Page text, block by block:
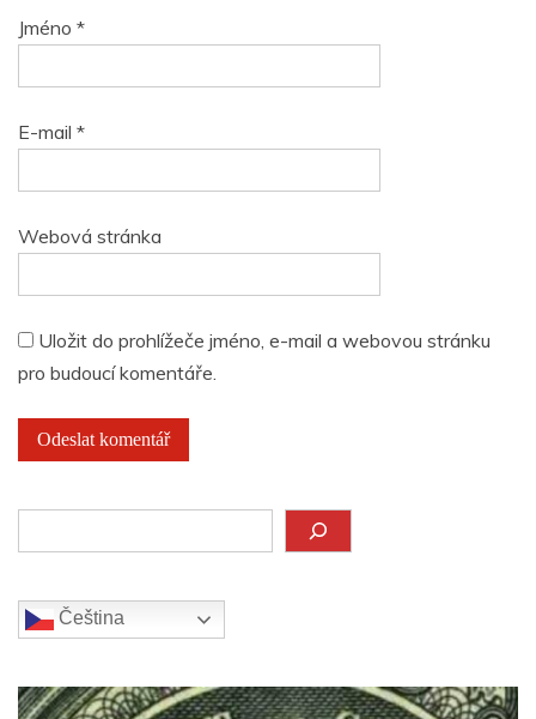
Jméno *
E-mail *
Webová stránka
Uložit do prohlížeče jméno, e-mail a webovou stránku
pro budoucí komentáře.
Čeština‎